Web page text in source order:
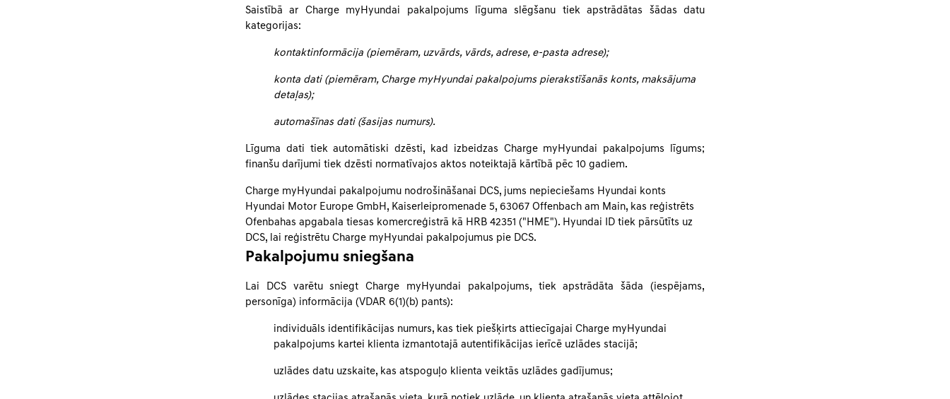
Saistībā ar Charge myHyundai pakalpojums līguma slēgšanu tiek apstrādātas šādas datu
kategorijas:
kontaktinformācija (piemēram, uzvārds, vārds, adrese, e-pasta adrese);
konta dati (piemēram, Charge myHyundai pakalpojums pierakstīšanās konts, maksājuma
detaļas);
automašīnas dati (šasijas numurs).
Līguma dati tiek automātiski dzēsti, kad izbeidzas Charge myHyundai pakalpojums līgums;
finanšu darījumi tiek dzēsti normatīvajos aktos noteiktajā kārtībā pēc 10 gadiem.
Charge myHyundai pakalpojumu nodrošināšanai DCS, jums nepieciešams Hyundai konts
Hyundai Motor Europe GmbH, Kaiserleipromenade 5, 63067 Offenbach am Main, kas reģistrēts
Ofenbahas apgabala tiesas komercreģistrā kā HRB 42351 ("HME"). Hyundai ID tiek pārsūtīts uz
DCS, lai reģistrētu Charge myHyundai pakalpojumus pie DCS.
Pakalpojumu sniegšana
Lai DCS varētu sniegt Charge myHyundai pakalpojums, tiek apstrādāta šāda (iespējams,
personīga) informācija (VDAR 6(1)(b) pants):
individuāls identifikācijas numurs, kas tiek piešķirts attiecīgajai Charge myHyundai
pakalpojums kartei klienta izmantotajā autentifikācijas ierīcē uzlādes stacijā;
uzlādes datu uzskaite, kas atspoguļo klienta veiktās uzlādes gadījumus;